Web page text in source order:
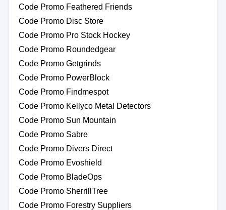
Code Promo Feathered Friends
Code Promo Disc Store
Code Promo Pro Stock Hockey
Code Promo Roundedgear
Code Promo Getgrinds
Code Promo PowerBlock
Code Promo Findmespot
Code Promo Kellyco Metal Detectors
Code Promo Sun Mountain
Code Promo Sabre
Code Promo Divers Direct
Code Promo Evoshield
Code Promo BladeOps
Code Promo SherrillTree
Code Promo Forestry Suppliers